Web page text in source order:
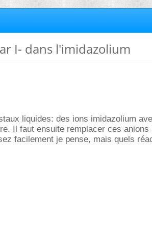
I- dans l'imidazolium
liquides: des ions imidazolium
Il faut ensuite remplacer ces anions
facilement je pense, mais quels